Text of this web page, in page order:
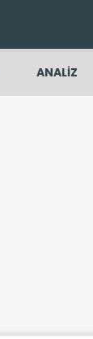
ANALİZ